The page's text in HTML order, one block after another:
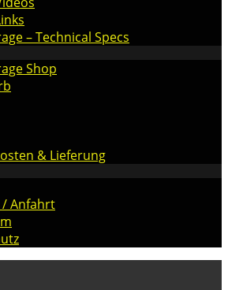
– Technical Specs
Shop
& Lieferung
Anfahrt